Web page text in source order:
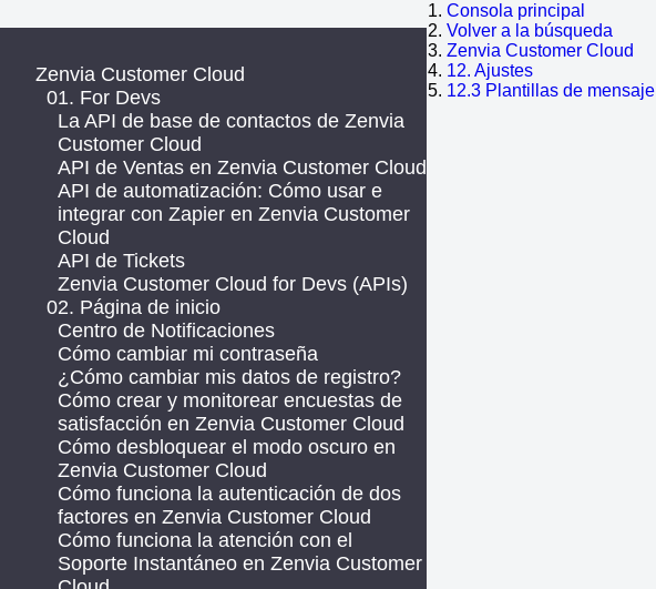
Consola principal
Volver a la búsqueda
Zenvia Customer Cloud
12. Ajustes
12.3 Plantillas de mensaje
Zenvia Customer Cloud
01. For Devs
La API de base de contactos de Zenvia
Customer Cloud
API de Ventas en Zenvia Customer Cloud
API de automatización: Cómo usar e
integrar con Zapier en Zenvia Customer
Cloud
API de Tickets
Zenvia Customer Cloud for Devs (APIs)
02. Página de inicio
Centro de Notificaciones
Cómo cambiar mi contraseña
¿Cómo cambiar mis datos de registro?
Cómo crear y monitorear encuestas de
satisfacción en Zenvia Customer Cloud
Cómo desbloquear el modo oscuro en
Zenvia Customer Cloud
Cómo funciona la autenticación de dos
factores en Zenvia Customer Cloud
Cómo funciona la atención con el
Soporte Instantáneo en Zenvia Customer